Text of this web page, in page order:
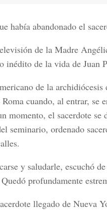
había abandonado el
de la Madre
inédito de la vida de Juan
de la
cuando, al entrar, se
momento, el sacerdote
seminario, ordenado
y saludarle, escuchó
profundamente
llegado de Nueva